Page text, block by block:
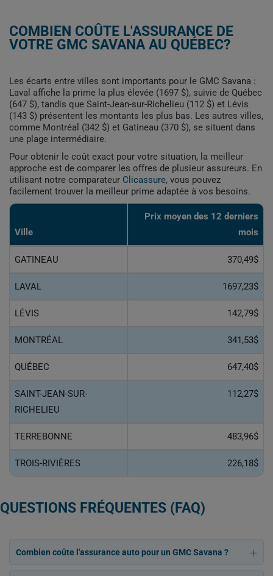
COMBIEN COÛTE L'ASSURANCE DE
VOTRE GMC SAVANA AU QUÉBEC?
Les écarts entre villes sont importants pour le GMC Savana :
Laval affiche la prime la plus élevée (1697 $), suivie de Québec
(647 $), tandis que Saint-Jean-sur-Richelieu (112 $) et Lévis
(143 $) présentent les montants les plus bas. Les autres villes,
comme Montréal (342 $) et Gatineau (370 $), se situent dans
une plage intermédiaire.
Pour obtenir le coût exact pour votre situation, la meilleur
approche est de comparer les offres de plusieur assureurs. En
utilisant notre comparateur Clicassure, vous pouvez
facilement trouver la meilleur prime adaptée à vos besoins.
Ville
Prix ​​moyen des 12 derniers
mois
GATINEAU 370,49$
LAVAL 1697,23$
LÉVIS 142,79$
MONTRÉAL 341,53$
QUÉBEC 647,40$
SAINT-JEAN-SUR-
RICHELIEU
112,27$
TERREBONNE 483,96$
TROIS-RIVIÈRES 226,18$
QUESTIONS FRÉQUENTES (FAQ)
Combien coûte l'assurance auto pour un GMC Savana ?